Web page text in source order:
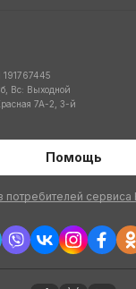
Вс: Выходной
7А-2, 3-й
Помощь
потребителей